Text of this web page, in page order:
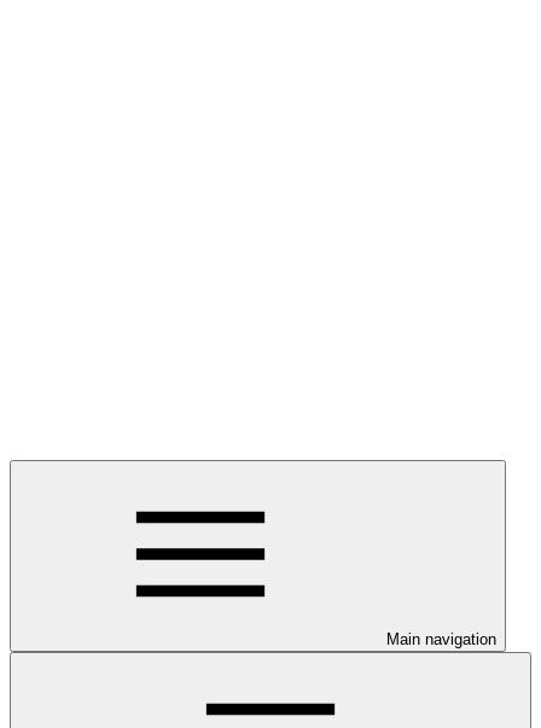
Main navigation